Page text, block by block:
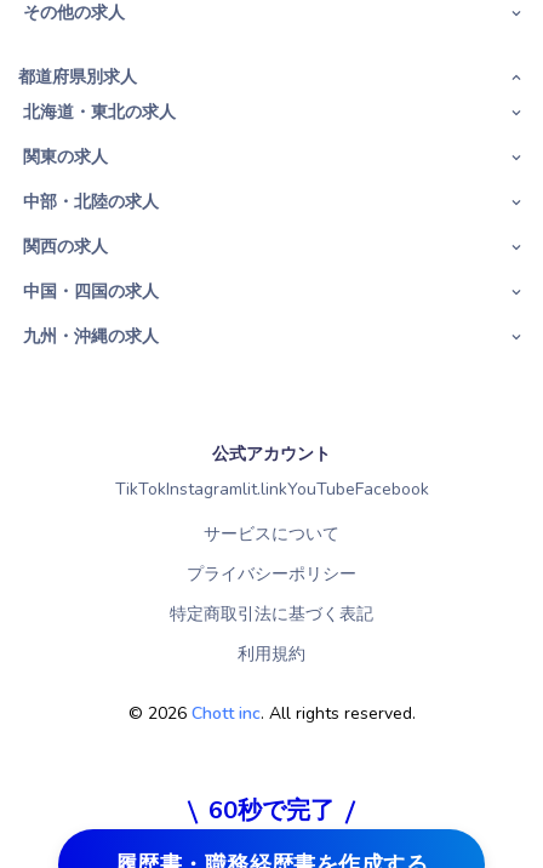
60秒で完了
その他の求人
都道府県別求人
北海道・東北の求人
関東の求人
中部・北陸の求人
関西の求人
中国・四国の求人
九州・沖縄の求人
公式アカウント
TikTokInstagramlit.linkYouTubeFacebook
サービスについて
プライバシーポリシー
特定商取引法に基づく表記
利用規約
© 2026 Chott inc. All rights reserved.